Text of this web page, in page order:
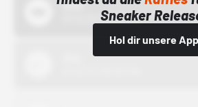
Sneaker
Hol dir unsere App
Bstn
01.10.22 00:00 Uhr